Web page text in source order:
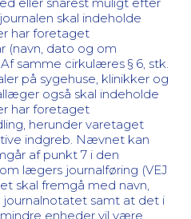
skal indeholde
har foretaget
(navn, dato og om
samme cirkulæres § 6, stk.
på sygehuse, klinikker og
også skal indeholde
har foretaget
herunder varetaget
indgreb. Nævnet kan
af punkt 7 i den
lægers journalføring (VEJ
skal fremgå med navn,
journalnotatet samt at det i
enheder vil være